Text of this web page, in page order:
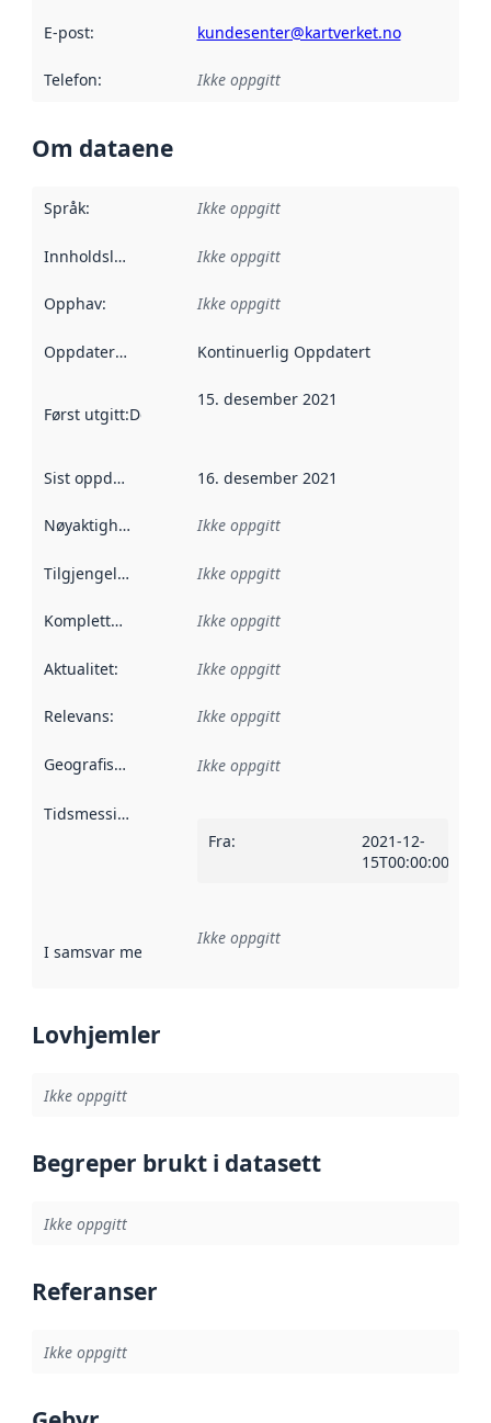
E-post: kundesenter@kartverket.no
Telefon: Ikke oppgitt
Om dataene
Språk: Ikke oppgitt
Innholdsleverandører :
Ikke oppgitt
Opphav: Ikke oppgitt
Oppdateringsfrekvens :
Kontinuerlig Oppdatert
Først utgitt:Denne datoen sier når dataene i dette
15. desember 2021
Sist oppdatert 16. desember 2021
Nøyaktighet Ikke oppgitt
Tilgjengelighet Ikke oppgitt
Kompletthet Ikke oppgitt
Aktualitet: Ikke oppgitt
Relevans: Ikke oppgitt
Geografisk avgrensning :
Ikke oppgitt
Tidsmessig avgrensning
Fra:
2021-12-
15T00:00:00Z
I samsvar med Referanse til en implementasjonsregel
Ikke oppgitt
Lovhjemler
Ikke oppgitt
Begreper brukt i datasett
Ikke oppgitt
Referanser
Ikke oppgitt